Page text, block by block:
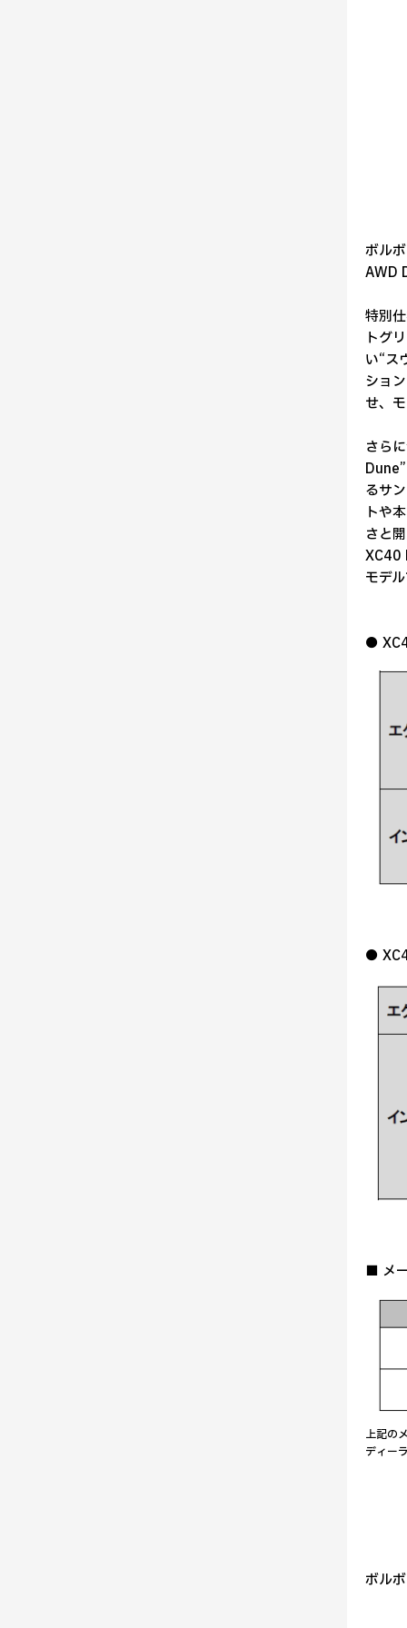
ボル
AWD
特別
トグ
い“ス
ショ
せ、
さら
るサ
トや
さと
XC40
モデ
●
●
■ メ
上記の
ディー
ボル